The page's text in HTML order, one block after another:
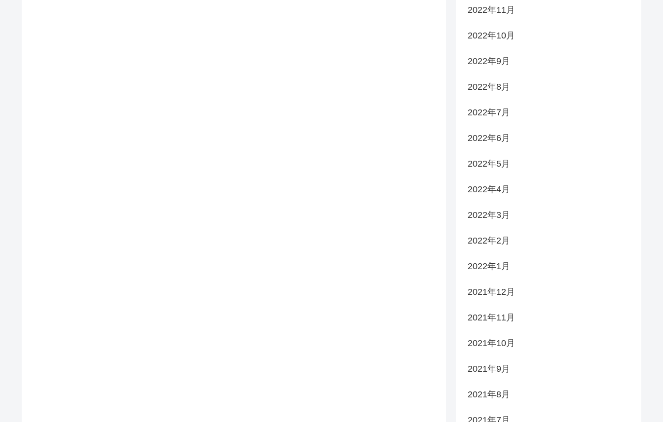
2022年11月
2022年10月
2022年9月
2022年8月
2022年7月
2022年6月
2022年5月
2022年4月
2022年3月
2022年2月
2022年1月
2021年12月
2021年11月
2021年10月
2021年9月
2021年8月
2021年7月